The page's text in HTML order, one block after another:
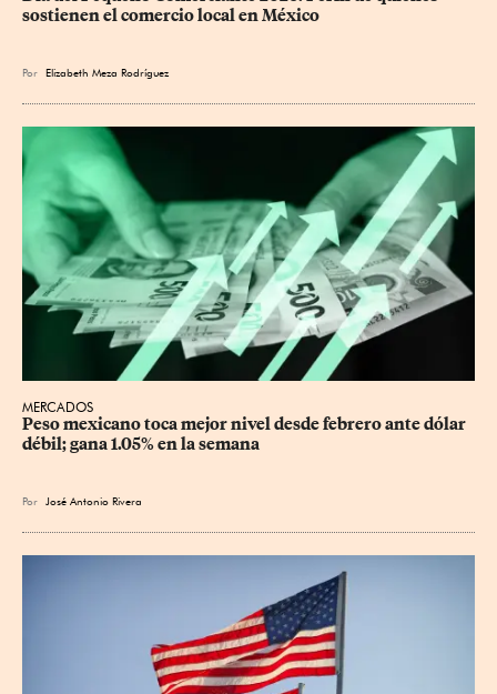
sostienen el comercio local en México
Por Elizabeth Meza Rodríguez
MERCADOS
Peso mexicano toca mejor nivel desde febrero ante dólar
débil; gana 1.05% en la semana
Por José Antonio Rivera